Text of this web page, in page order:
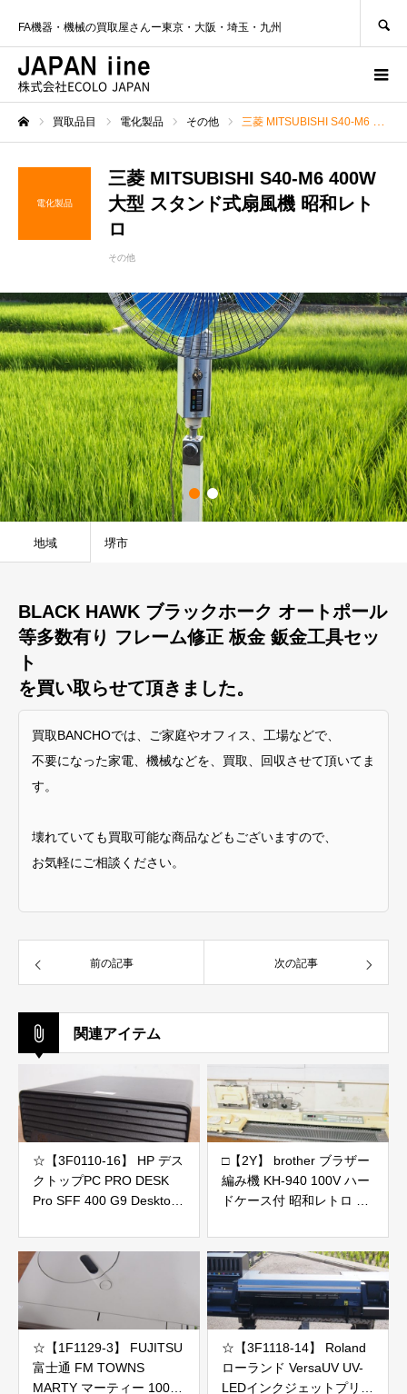
FA機器・機械の買取屋さんー東京・大阪・埼玉・九州
買取品目 電化製品 その他 三菱 MITSUBISHI S40-M6 400W大型 スタンド式扇風機 昭和レトロ
電化製品
三菱 MITSUBISHI S40-M6 400W
大型 スタンド式扇風機 昭和レト
ロ
その他
地域 堺市
BLACK HAWK ブラックホーク オートポール
等多数有り フレーム修正 板金 鈑金工具セッ
ト
を買い取らせて頂きました。
買取BANCHOでは、ご家庭やオフィス、工場などで、
不要になった家電、機械などを、買取、回収させて頂いてま
す。
壊れていても買取可能な商品などもございますので、
お気軽にご相談ください。
前の記事 次の記事
関連アイテム
☆【3F0110-16】 HP デス
クトップPC PRO DESK
Pro SFF 400 G9 Desktop
CPUのみ保証
□【2Y】 brother ブラザー
編み機 KH-940 100V ハー
ドケース付 昭和レトロ 編
ャンク
☆【1F1129-3】 FUJITSU
富士通 FM TOWNS
MARTY マーティー 100V
☆【3F1118-14】 Roland
ローランド VersaUV UV-
LEDインクジェットプリン